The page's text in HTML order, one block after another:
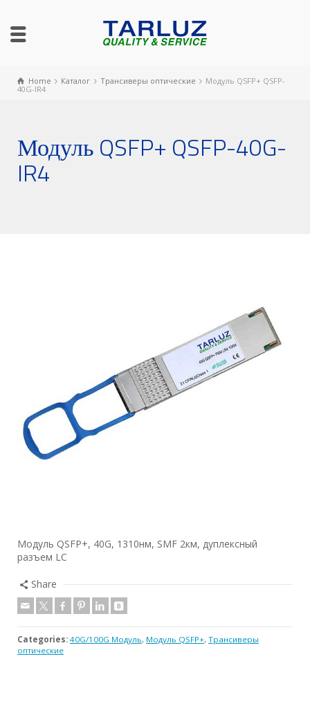
Home Каталог Трансиверы оптические
Модуль QSFP+ QSFP-
40G-IR4
Модуль QSFP+ QSFP-40G-
IR4
Модуль QSFP+, 40G, 1310нм, SMF 2км, дуплексный
разъем LC
Share
Categories: 40G/100G Модуль, Модуль QSFP+, Трансиверы
оптические